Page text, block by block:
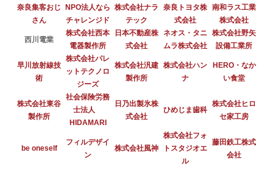
奈良集客おじ
さん
NPO法人なら
チャレンジド
株式会社ナラ
テック
奈良トヨタ株
式会社
南和ラス工業
株式会社
西川電業
株式会社西本
電器製作所
日本不動産株
式会社
ネオス・タニ
ムラ株式会社
株式会社野矢
設備工業所
早川放射線技
術
株式会社パレ
ットテクノロ
ジーズ
株式会社汎建
製作所
株式会社ハン
ナ
HERO・なか
い食堂
株式会社東谷
製作所
社会保険労務
士法人
HIDAMARI
日乃出製氷株
式会社
ひめじま歯科
株式会社ヒロ
セ家工房
be oneself
フィルデザイ
ン
株式会社風神
株式会社フォ
トスタジオエ
ル
藤田鉄工株式
会社